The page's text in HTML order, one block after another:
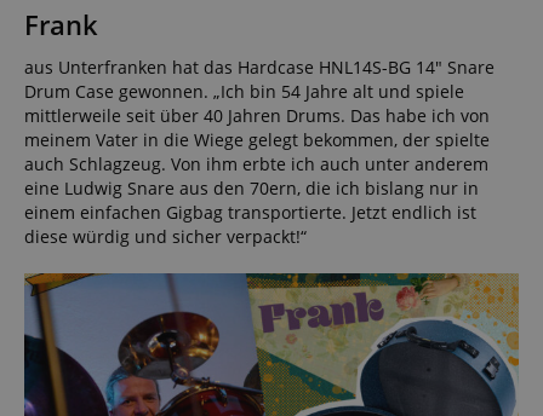
Frank
aus Unterfranken hat das Hardcase HNL14S-BG 14″ Snare
Drum Case gewonnen. „Ich bin 54 Jahre alt und spiele
mittlerweile seit über 40 Jahren Drums. Das habe ich von
meinem Vater in die Wiege gelegt bekommen, der spielte
auch Schlagzeug. Von ihm erbte ich auch unter anderem
eine Ludwig Snare aus den 70ern, die ich bislang nur in
einem einfachen Gigbag transportierte. Jetzt endlich ist
diese würdig und sicher verpackt!“